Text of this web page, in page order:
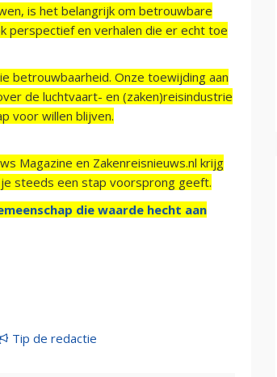
is het belangrijk om betrouwbare
perspectief en verhalen die er echt toe
betrouwbaarheid. Onze toewijding aan
de luchtvaart- en (zaken)reisindustrie
voor willen blijven.
Magazine en Zakenreisnieuws.nl krijg
steeds een stap voorsprong geeft.
die waarde hecht aan
Tip de redactie